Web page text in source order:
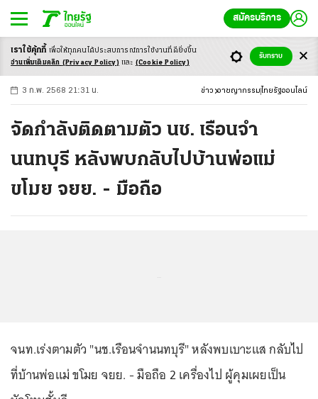
สมัครบริการ
-ก ก ก+
3 ก.พ. 2568 21:31 น. ข่าว อาชญากรรม ไทยรัฐออนไลน์
จัดกำลังติดตามตัว นช. เรือนจำ
นนทบุรี หลังพบกลับไปบ้านพ่อแม่
ขโมย จยย. - มือถือ
จนท.เร่งตามตัว "นช.เรือนจำนนทบุรี" หลังพบเบาะแส กลับไป
ที่บ้านพ่อแม่ ขโมย จยย. - มือถือ 2 เครื่องไป ผู้คุมเผยเป็น
เราใช้คุ้กกี้ เพื่อให้ทุกคนได้ประสบการณ์การใช้งานที่ดียิ่งขึ้น
อ่านเพิ่มเติมคลิก (Privacy Policy) และ (Cookie Policy)
รับทราบ